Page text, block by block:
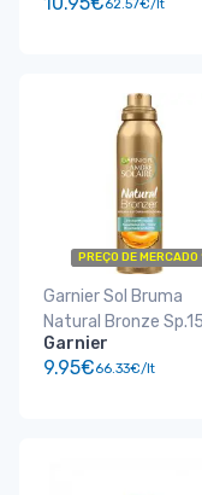
62.57€/lt
PREÇO DE
Garnier Sol Bruma
Natural Bronze
Garnier
9.95€66.33€/lt